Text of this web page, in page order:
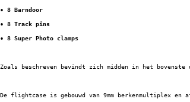
• 8 Barndoor
• 8 Track pins
• 8 Super Photo clamps
Zoals beschreven bevindt zich midden in het
De flightcase is gebouwd van 9mm berkenmultiplex